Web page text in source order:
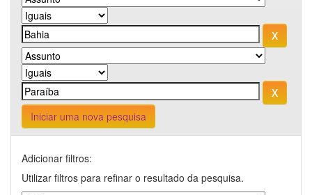
Iniciar uma nova pesquisa
Adicionar filtros:
Utilizar filtros para refinar o resultado da pesquisa.